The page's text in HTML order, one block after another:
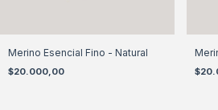
Merino Esencial Fino - Natural
$20.000,00